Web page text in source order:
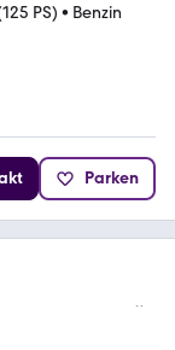
PS) • Benzin
Parken